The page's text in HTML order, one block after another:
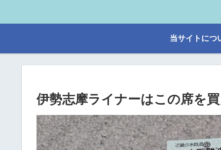
当サイトにつ
伊勢志摩ライナーはこの席を